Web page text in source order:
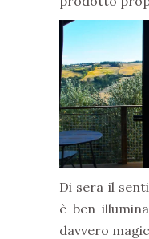
Di sera il
è ben
davvero